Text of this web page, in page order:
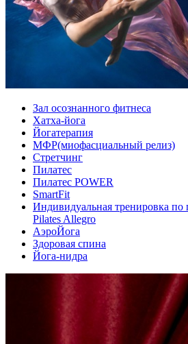
Зал осознанного фитнеса
Хатха-йога
Йогатерапия
МФР(миофасциальный релиз)
Стретчинг
Пилатес
Пилатес POWER
SmartFit
Индивидуальная тренировка по
Pilates Allegro
АэроЙога
Здоровая спина
Йога-нидра